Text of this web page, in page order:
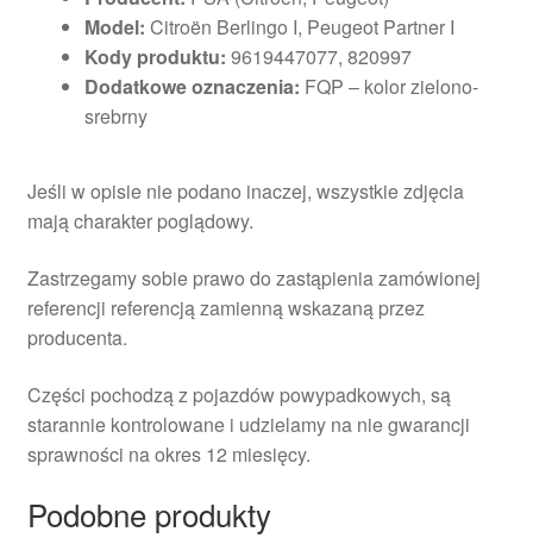
Model: Citroën Berlingo I, Peugeot Partner I
Kody produktu: 9619447077, 820997
Dodatkowe oznaczenia: FQP – kolor zielono-
srebrny
Jeśli w opisie nie podano inaczej, wszystkie zdjęcia
mają charakter poglądowy.
Zastrzegamy sobie prawo do zastąpienia zamówionej
referencji referencją zamienną wskazaną przez
producenta.
Części pochodzą z pojazdów powypadkowych, są
starannie kontrolowane i udzielamy na nie gwarancji
sprawności na okres 12 miesięcy.
Podobne produkty